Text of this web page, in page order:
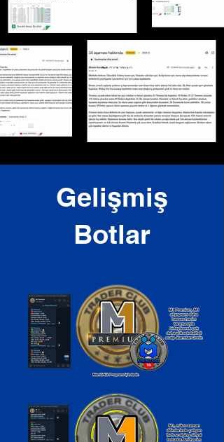
Gelişmiş
Botlar